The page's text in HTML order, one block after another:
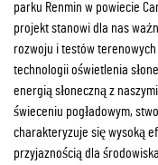
parku Renmin w powiecie
projekt stanowi dla nas
rozwoju i testów
technologii oświetlenia
energią słoneczną z
świeceniu pogładowym,
charakteryzuje się wysoką
przyjaznością dla